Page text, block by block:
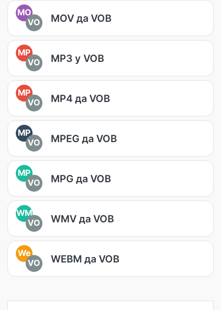
MO
VO
MOV да VOB
MP
VO
MP3 у VOB
MP
VO
MP4 да VOB
MP
VO
MPEG да VOB
MP
VO
MPG да VOB
WM
VO
WMV да VOB
We
VO
WEBM да VOB